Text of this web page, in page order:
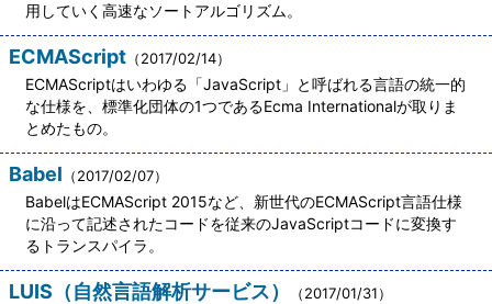
用していく高速なソートアルゴリズム。
ECMAScript （2017/02/14）
ECMAScriptはいわゆる「JavaScript」と呼ばれる言語の統一的
な仕様を、標準化団体の1つであるEcma Internationalが取りま
とめたもの。
Babel （2017/02/07）
BabelはECMAScript 2015など、新世代のECMAScript言語仕様
に沿って記述されたコードを従来のJavaScriptコードに変換す
るトランスパイラ。
LUIS（自然言語解析サービス） （2017/01/31）